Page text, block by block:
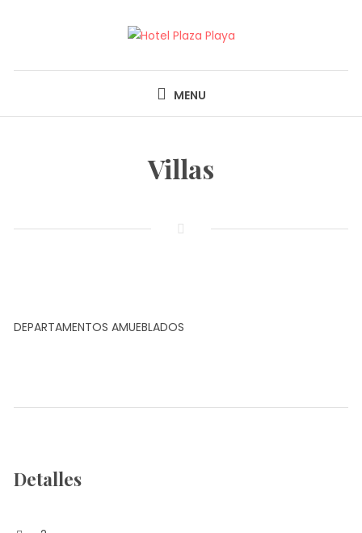
HOTEL PLAZA PLAYA
MENU
Villas
DEPARTAMENTOS AMUEBLADOS
Detalles